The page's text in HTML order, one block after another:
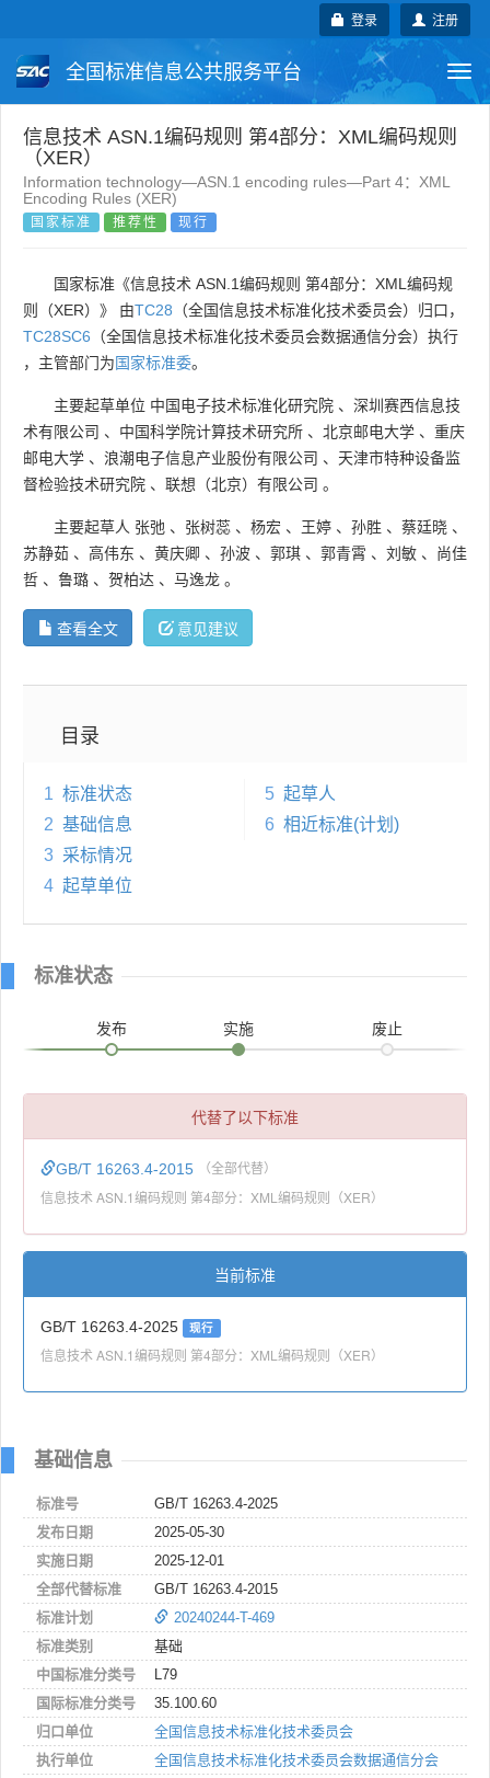
注册
登录
全国标准信息公共服务平台
国家标准 行业标准 地方标准
团体标准 企业标准 国际标准
信息技术 ASN.1编码规则 第4部分：XML编码规则
（XER）
Information technology—ASN.1 encoding rules—Part 4：XML
Encoding Rules (XER)
国家标准 推荐性 现行
国家标准《信息技术 ASN.1编码规则 第4部分：XML编码规
则（XER）》 由TC28 （全国信息技术标准化技术委员会）归口，
TC28SC6 （全国信息技术标准化技术委员会数据通信分会）执行
，主管部门为国家标准委。
主要起草单位 中国电子技术标准化研究院 、 深圳赛西信息技
术有限公司 、 中国科学院计算技术研究所 、 北京邮电大学 、 重庆
邮电大学 、 浪潮电子信息产业股份有限公司 、 天津市特种设备监
督检验技术研究院 、 联想（北京）有限公司 。
主要起草人 张弛 、 张树蕊 、 杨宏 、 王婷 、 孙胜 、 蔡廷晓 、
苏静茹 、 高伟东 、 黄庆卿 、 孙波 、 郭琪 、 郭青霄 、 刘敏 、 尚佳
哲 、 鲁璐 、 贺柏达 、 马逸龙 。
查看全文 意见建议
目录
1 标准状态
2 基础信息
3 采标情况
4 起草单位
5 起草人
6 相近标准(计划)
标准状态
发布 实施 废止
代替了以下标准
GB/T 16263.4-2015 （全部代替）
信息技术 ASN.1编码规则 第4部分：XML编码规则（XER）
当前标准
GB/T 16263.4-2025 现行
信息技术 ASN.1编码规则 第4部分：XML编码规则（XER）
基础信息
标准号
GB/T 16263.4-2025
发布日期
2025-05-30
实施日期
2025-12-01
全部代替标准
GB/T 16263.4-2015
标准计划
20240244-T-469
标准类别
基础
中国标准分类号
L79
国际标准分类号
35.100.60
归口单位
全国信息技术标准化技术委员会
执行单位
全国信息技术标准化技术委员会数据通信分会